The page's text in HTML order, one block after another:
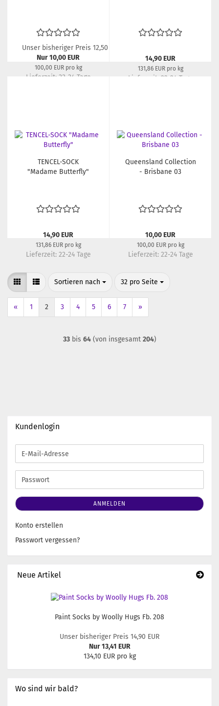
Unser bisheriger Preis 12,50 EUR
Nur 10,00 EUR
100,00 EUR pro kg
Lieferzeit: 22-24 Tage
14,90 EUR
131,86 EUR pro kg
Lieferzeit: 22-24 Tage
TENCEL-SOCK
"Madame Butterfly"
14,90 EUR
131,86 EUR pro kg
Lieferzeit: 22-24 Tage
Queensland Collection
- Brisbane 03
10,00 EUR
100,00 EUR pro kg
Lieferzeit: 22-24 Tage
Sortieren nach
Sortieren nach 32 pro Seite
pro Seite
« 1 2 3 4 5 6 7 »
33bis 64(von insgesamt 204)
Kundenlogin
E-
Mail-
Adresse
Passwort
ANMELDEN
Konto erstellen
Passwort vergessen?
Neue Artikel
Paint Socks by Woolly Hugs Fb. 208
Unser bisheriger Preis 14,90 EUR
Nur 13,41 EUR
134,10 EUR pro kg
Wo sind wir bald?